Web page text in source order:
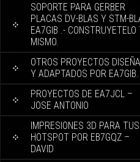
SOPORTE PARA GERBER
PLACAS DV-BLAS Y STM-
EA7GIB .- CONSTRUYETELO
MISMO.
OTROS PROYECTOS
Y ADAPTADOS POR EA7GIB.
PROYECTOS DE EA7JCL –
JOSE ANTONIO
IMPRESIONES 3D PARA TUS
HOTSPOT POR EB7GQZ –
DAVID